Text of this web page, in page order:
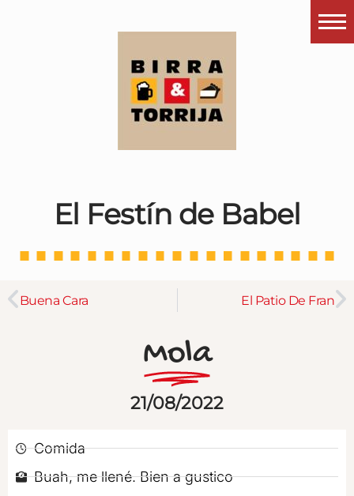
¿Esto que es pués?
Últimas visitas
Todos los garitos
Por el mundo
Contactar
Instagram
El Festín de Babel
Buena Cara El Patio De Fran
Mola
21/08/2022
Comida
Buah, me llené. Bien a gustico